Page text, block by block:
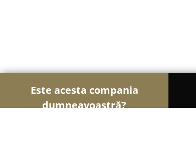
Este acesta compania
dumneavoastră?